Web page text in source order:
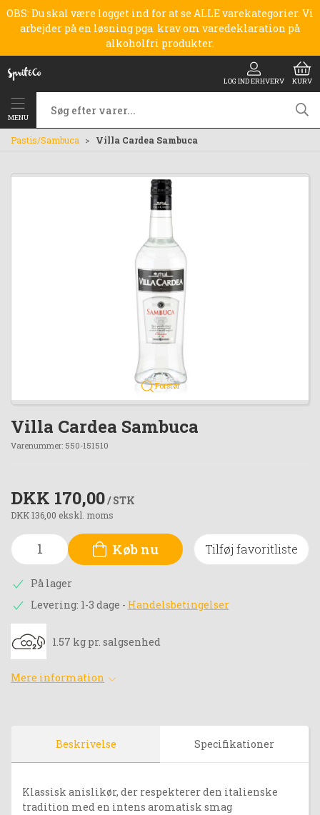
OBS: Du skal være logget ind for at se ALLE varekategorier. Vi
arbejder på en løsning pga. krav om varedeklaration på
alkoholfri produkter.
LOG IND ERHVERV KURV
MENU
Pastis/Sambuca Villa Cardea Sambuca
Forstør
Villa Cardea Sambuca
Varenummer: 550-151510
DKK 170,00/ STK
DKK 136,00 ekskl. moms
Køb nu Tilføj favoritliste
På lager
Levering: 1-3 dage - Handelsbetingelser
1.57 kg pr. salgsenhed
Mere information
Beskrivelse Specifikationer
Klassisk anislikør, der respekterer den italienske
tradition med en intens aromatisk smag